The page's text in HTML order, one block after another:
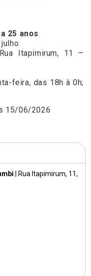
|Rua Itapimirum, 11,
25 anos
Itapimirum, 11 –
feira, das 18h à 0h;
15/06/2026